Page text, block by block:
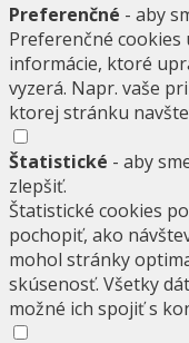
Preferenčné - aby
Preferenčné
informácie, ktoré
vyzerá. Napr. vaše
ktorej stránku
Štatistické - aby
zlepšiť.
Štatistické cookies
pochopiť, ako
mohol stránky
skúsenosť. Všetky
možné ich spojiť s